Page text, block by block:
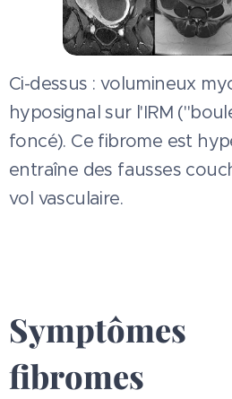
Ci-dessus : volumineux
hyposignal sur l'IRM
foncé). Ce fibrome est
entraîne des fausses
vol vasculaire.
fibromes